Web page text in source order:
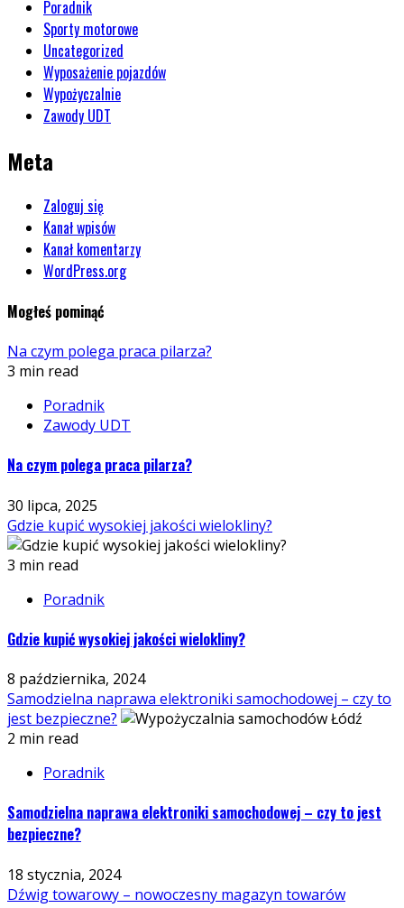
Poradnik
Sporty motorowe
Uncategorized
Wyposażenie pojazdów
Wypożyczalnie
Zawody UDT
Meta
Zaloguj się
Kanał wpisów
Kanał komentarzy
WordPress.org
Mogłeś pominąć
Na czym polega praca pilarza?
3 min read
Poradnik
Zawody UDT
Na czym polega praca pilarza?
30 lipca, 2025
Gdzie kupić wysokiej jakości wielokliny?
3 min read
Poradnik
Gdzie kupić wysokiej jakości wielokliny?
8 października, 2024
Samodzielna naprawa elektroniki samochodowej – czy to
jest bezpieczne?
2 min read
Poradnik
Samodzielna naprawa elektroniki samochodowej – czy to jest
bezpieczne?
18 stycznia, 2024
Dźwig towarowy – nowoczesny magazyn towarów